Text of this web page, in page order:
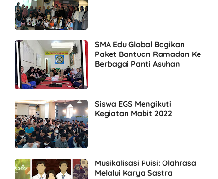
SMA Edu Global Bagikan
Paket Bantuan Ramadan Ke
Berbagai Panti Asuhan
Siswa EGS Mengikuti
Kegiatan Mabit 2022
Musikalisasi Puisi: Olahrasa
Melalui Karya Sastra